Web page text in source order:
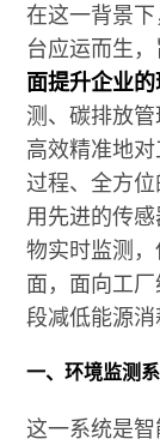
在这一背景
台应运而生
面提升企业
测、碳排放
高效精准地
过程、全方
用先进的传
物实时监测
面，面向工
段减低能源消
一、环境监测系
这一系统是